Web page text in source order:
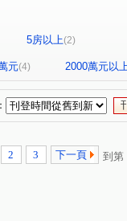
(1) 合新城峰
學田路 環中東路三段
街(1) 敦富五街(1)
(1) 市政北七路(1)
路(1) 埔東街(1)
天
5房以上(2)
元(4) 2000萬元以
2 3 下一頁 到第